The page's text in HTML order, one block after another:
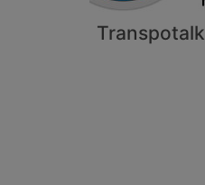
Transpotalk